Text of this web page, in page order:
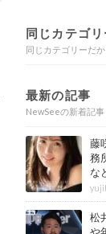
同じカテゴ
同じカテゴリーだ
最新の記事
NewSeeの新着記事
藤
務
な
松